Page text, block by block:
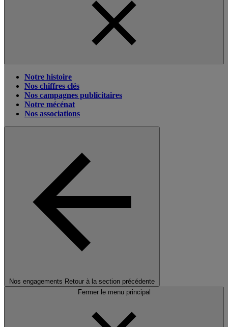
Notre histoire
Nos chiffres clés
Nos campagnes publicitaires
Notre mécénat
Nos associations
Nos engagements Retour à la section précédente
Fermer le menu principal